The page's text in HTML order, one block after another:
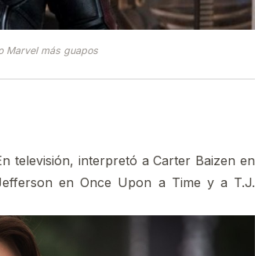
Marvel más guapos
televisión, interpretó a Carter Baizen en
en Once Upon a Time y a T.J.